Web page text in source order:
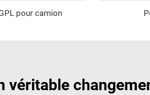
pour camion
véritable